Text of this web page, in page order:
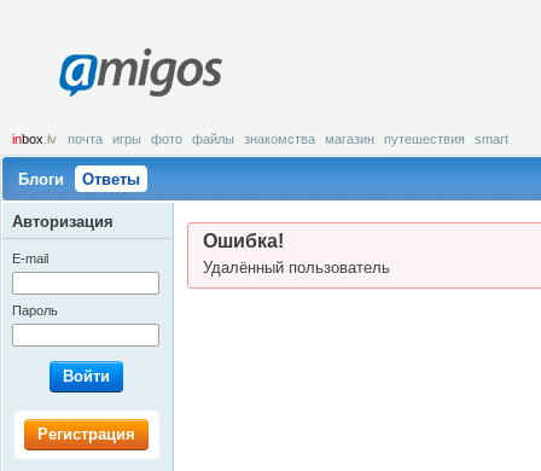
amigos
inbox .lv почта игры фото файлы знакомства магазин путешествия smart
Блоги Ответы
Ошибка!
Удалённый пользователь
Авторизация
E-mail
Пароль
Войти
Регистрация